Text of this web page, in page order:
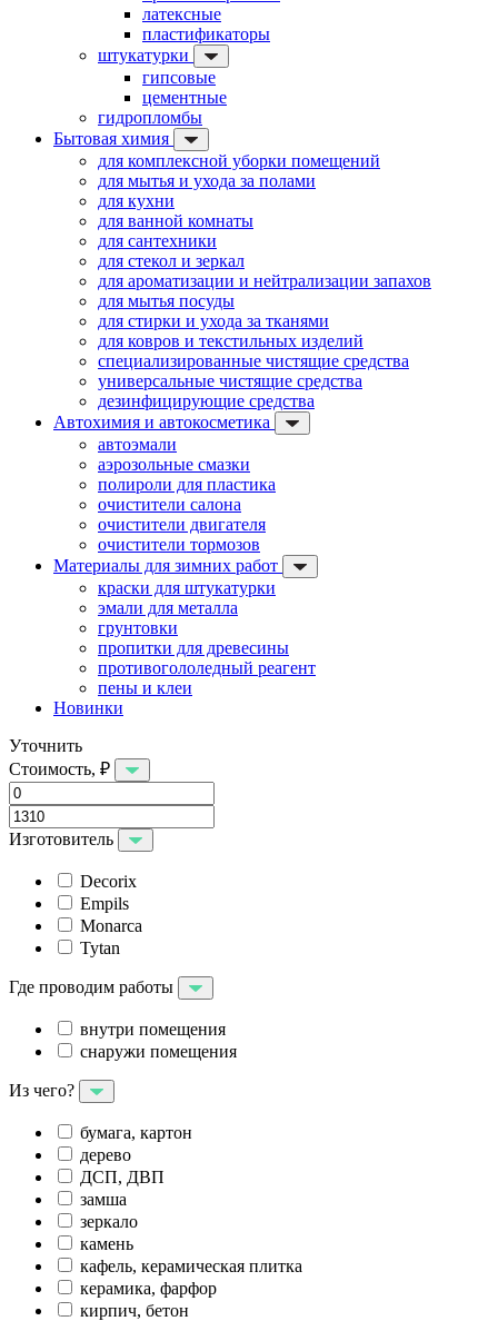
латексные
пластификаторы
штукатурки
гипсовые
цементные
гидропломбы
Бытовая химия
для комплексной уборки помещений
для мытья и ухода за полами
для кухни
для ванной комнаты
для сантехники
для стекол и зеркал
для ароматизации и нейтрализации запахов
для мытья посуды
для стирки и ухода за тканями
для ковров и текстильных изделий
специализированные чистящие средства
универсальные чистящие средства
дезинфицирующие средства
Автохимия и автокосметика
автоэмали
аэрозольные смазки
полироли для пластика
очистители салона
очистители двигателя
очистители тормозов
Материалы для зимних работ
краски для штукатурки
эмали для металла
грунтовки
пропитки для древесины
противогололедный реагент
пены и клеи
Новинки
Уточнить
Стоимость, ₽
Изготовитель
Decorix
Empils
Monarca
Tytan
Где проводим работы
внутри помещения
снаружи помещения
Из чего?
бумага, картон
дерево
ДСП, ДВП
замша
зеркало
камень
кафель, керамическая плитка
керамика, фарфор
кирпич, бетон